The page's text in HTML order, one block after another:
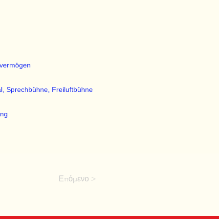
Sprechbühne, Freiluftbühne
Επόμενο >